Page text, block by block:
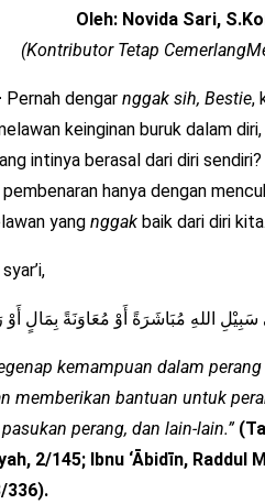
Oleh: Novida Sari,
(Kontributor Tetap
Pernah dengar nggak sih, Bestie,
keinginan buruk dalam
intinya berasal dari diri
hanya dengan
yang nggak baik dari diri kita.
اللهِ مُبَاشَرَةً أَوْ مُعَاوَنَةً بِمَالٍ أَوْ
kemampuan dalam
memberikan bantuan untuk
perang, dan lain-lain.”
2/145; Ibnu ‘Ābidīn, Raddul
336).